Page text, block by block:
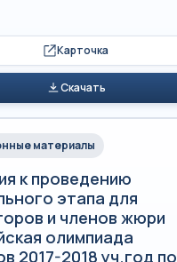
Карточка
Скачать
материалы
к проведению
этапа для
и членов жюри
олимпиада
2017-2018 уч.год по